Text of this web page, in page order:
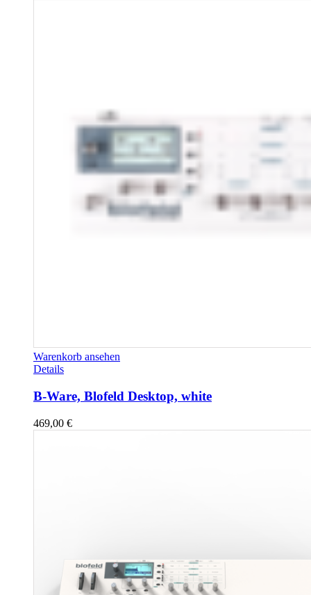
Warenkorb ansehen
Details
B-Ware, Blofeld Desktop, white
469,00 €